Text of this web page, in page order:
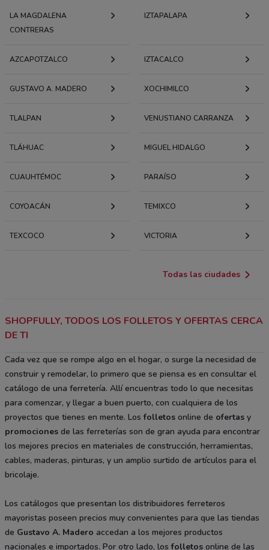
LA MAGDALENA
CONTRERAS
IZTAPALAPA
AZCAPOTZALCO IZTACALCO
GUSTAVO A. MADERO XOCHIMILCO
TLALPAN VENUSTIANO CARRANZA
TLÁHUAC MIGUEL HIDALGO
CUAUHTÉMOC PARAÍSO
COYOACÁN TEMIXCO
TEXCOCO VICTORIA
Todas las ciudades
SHOPFULLY, TODOS LOS FOLLETOS Y OFERTAS CERCA
DE TI
Cada vez que se rompe algo en el hogar, o surge la necesidad de
construir y remodelar, lo primero que se piensa es en consultar el
catálogo de una ferretería. Allí encuentras todo lo que necesitas
para comenzar, y llegar a buen puerto, con cualquiera de los
proyectos que tienes en mente. Losfolletos online de ofertas y
promociones de las ferreterías son de gran ayuda para encontrar
los mejores precios en materiales de construcción, herramientas,
cables, maderas, pinturas, y un amplio surtido de artículos para el
bricolaje.
Los catálogos que presentan los distribuidores ferreteros
mayoristas poseen precios muy convenientes para que las tiendas
de Gustavo A. Madero accedan a los mejores productos
nacionales e importados. Por otro lado, losfolletos online de las